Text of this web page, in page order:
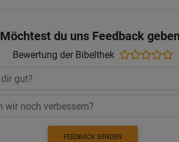
Möchtest du uns Feedback
Bewertung der Bibelthek
FEEDBACK SENDEN